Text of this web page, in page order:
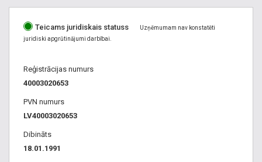
Teicams juridiskais statuss
Uzņēmumam nav konstatēti
juridiski apgrūtinājumi darbībai.
Reģistrācijas numurs
40003020653
PVN numurs
LV40003020653
Dibināts
18.01.1991